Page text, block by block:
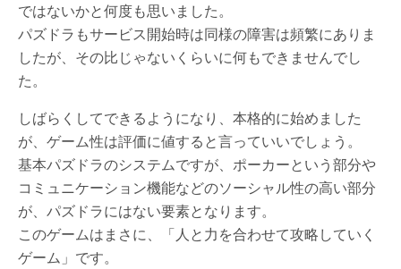
ではないかと何度も思いました。
パズドラもサービス開始時は同様の障害は頻繁にありま
したが、その比じゃないくらいに何もできませんでし
た。
しばらくしてできるようになり、本格的に始めました
が、ゲーム性は評価に値すると言っていいでしょう。
基本パズドラのシステムですが、ポーカーという部分や
コミュニケーション機能などのソーシャル性の高い部分
が、パズドラにはない要素となります。
このゲームはまさに、「人と力を合わせて攻略していく
ゲーム」です。